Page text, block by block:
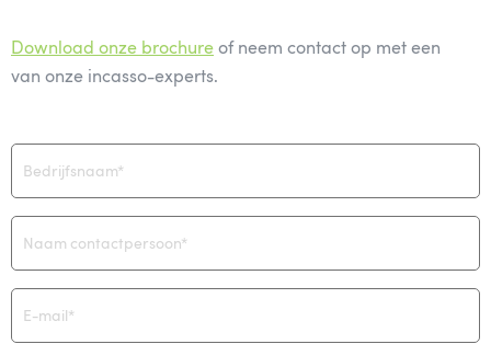
Download onze brochure of neem contact op met een
van onze incasso-experts.